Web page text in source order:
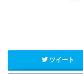
ツイート